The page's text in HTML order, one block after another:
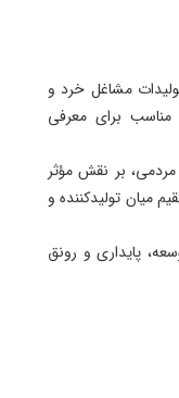
مشاغل خرد و
مناسب برای معرفی
مردمی، بر نقش مؤثر
میان تولیدکننده و
پایداری و رونق